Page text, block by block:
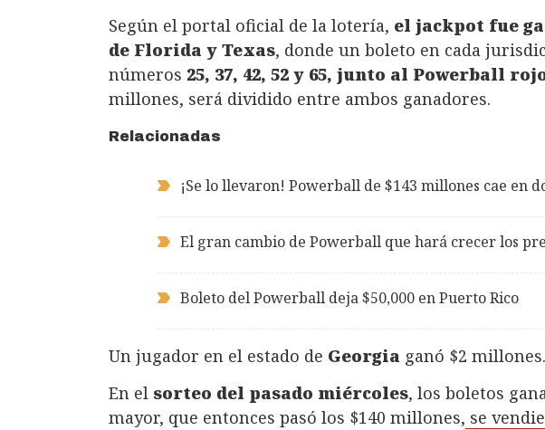
Según el portal oficial de la lotería, el jackpot fue
de Florida y Texas, donde un boleto en cada
números 25, 37, 42, 52 y 65, junto al Powerball
millones, será dividido entre ambos ganadores.
Relacionadas
¡Se lo llevaron! Powerball de $143 millones cae en
El gran cambio de Powerball que hará crecer los
Boleto del Powerball deja $50,000 en Puerto Rico
Un jugador en el estado de Georgia ganó $2 millones.
En el sorteo del pasado miércoles, los boletos
mayor, que entonces pasó los $140 millones, se